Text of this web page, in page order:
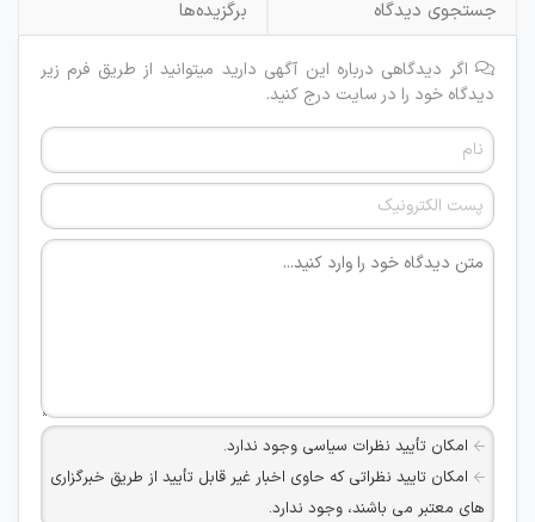
جستجوی دیدگاه
برگزیده‌ها
اگر دیدگاهی درباره این آگهی دارید میتوانید از طریق فرم زیر
دیدگاه خود را در سایت درج کنید.
امکان تأیید نظرات سیاسی وجود ندارد.
امکان تایید نظراتی که حاوی اخبار غیر قابل تأیید از طریق خبرگزاری
های معتبر می باشند، وجود ندارد.